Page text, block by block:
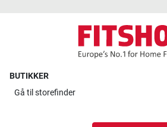
BUTIKKER
Gå til storefinder